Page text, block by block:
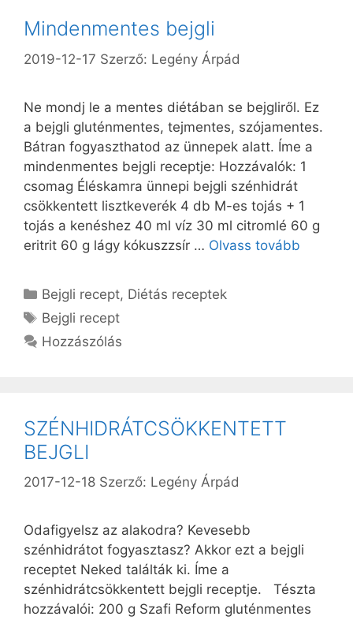
Mindenmentes bejgli
2019-12-17 Szerző: Legény Árpád
Ne mondj le a mentes diétában se bejgliről. Ez
a bejgli gluténmentes, tejmentes, szójamentes.
Bátran fogyaszthatod az ünnepek alatt. Íme a
mindenmentes bejgli receptje: Hozzávalók: 1
csomag Éléskamra ünnepi bejgli szénhidrát
csökkentett lisztkeverék 4 db M-es tojás + 1
tojás a kenéshez 40 ml víz 30 ml citromlé 60 g
eritrit 60 g lágy kókuszzsír … Olvass tovább
Kategória
Bejgli recept, Diétás receptek
Címkék
Bejgli recept
Hozzászólás
SZÉNHIDRÁTCSÖKKENTETT
BEJGLI
2017-12-18 Szerző: Legény Árpád
Odafigyelsz az alakodra? Kevesebb
szénhidrátot fogyasztasz? Akkor ezt a bejgli
receptet Neked találták ki. Íme a
szénhidrátcsökkentett bejgli receptje. Tészta
hozzávalói: 200 g Szafi Reform gluténmentes